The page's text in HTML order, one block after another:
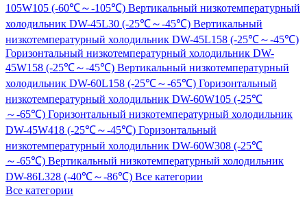
105W105 (-60℃～-105℃) Вертикальный низкотемпературный
холодильник DW-45L30 (-25℃～-45℃) Вертикальный
низкотемпературный холодильник DW-45L158 (-25℃～-45℃)
Горизонтальный низкотемпературный холодильник DW-
45W158 (-25℃～-45℃) Вертикальный низкотемпературный
холодильник DW-60L158 (-25℃～-65℃) Горизонтальный
низкотемпературный холодильник DW-60W105 (-25℃
～-65℃) Горизонтальный низкотемпературный холодильник
DW-45W418 (-25℃～-45℃) Горизонтальный
низкотемпературный холодильник DW-60W308 (-25℃
～-65℃) Вертикальный низкотемпературный холодильник
DW-86L328 (-40℃～-86℃) Все категории
Все категории